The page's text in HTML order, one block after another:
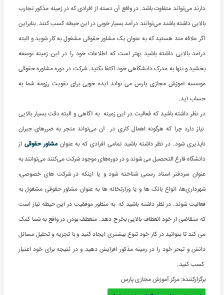
دارند می‌تواند متفاوت باشد. در واقع آن دسته از افرادی که در زمینه مذکور تجارب
بالایی داشته باشند می‌توانند درآمد بسیار خوبی در این حیطه کسب کنند. بنابراین
اگر علاقه مند هستید که به عنوان یک مشاور حقوقی مشغول به کار شوید و البته
درآمد بالایی داشته باشید بهتر است که اطلاعات خود را در این زمینه توسعه
بخشید و تنها به مدرک دانشگاهی خود اکتفا نکنید. شرکت در دوره مشاوره حقوقی
موسسه آموزش مجازی پارس می تواند ایده خوبی برای تقویت رزومه شما به
حساب آید.
در نظر داشته باشید که فعالیت در این زمینه به آگاهی و البته دقت بسیار بالایی
نیاز دارد چرا که هرگونه اهمال کاری در آن می‌تواند منجر به ضررهای جبران
ناپذیری شود. در نظر داشته باشید تمامی افرادی که به عنوان مشاور حقوقی از
دانشگاه فارغ التحصیل می شوند و در دوره‌های موجود شرکت می‌کنند می‌توانند به
عنوان سردفتر اسناد رسمی شناخته شود و یا اینکه در شرکت های خصوصی،
شهرداری‌ها، انواع بانک ها و یا وزارتخانه ها به عنوان مشاور حقوقی مشغول به
فعالیت شوند. در نظر داشته باشید که به منظور موفقیت در این حیطه نیاز است
که متقاضی از خود انعطاف بالایی بخرج دهد. منعطف بودن در واقع به شما کمک
می کند تا بتوانید در کار خود تنوع بیشتری ایجاد کنید و با تجزیه و تحلیل مسائل
دانش و تبحر خود را در زمینه مذکور افزایش دهید و در نتیجه برای خود اعتبار
کسب کنید.
برگزارکننده: مرکز آموزش مجازی پارس